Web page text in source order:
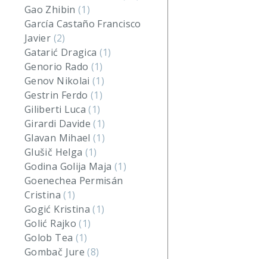
Gao Zhibin (1)
García Castaño Francisco
Javier (2)
Gatarić Dragica (1)
Genorio Rado (1)
Genov Nikolai(1)
Gestrin Ferdo(1)
Giliberti Luca(1)
Girardi Davide(1)
Glavan Mihael(1)
Glušič Helga (1)
Godina Golija Maja (1)
Goenechea Permisán
Cristina(1)
Gogić Kristina(1)
Golić Rajko(1)
Golob Tea (1)
Gombač Jure(8)